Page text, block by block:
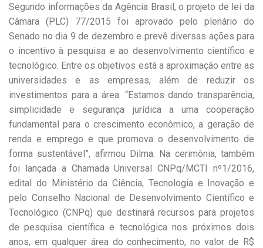
Segundo informações da Agência Brasil, o projeto de lei da
Câmara (PLC) 77/2015 foi aprovado pelo plenário do
Senado no dia 9 de dezembro e prevê diversas ações para
o incentivo à pesquisa e ao desenvolvimento científico e
tecnológico. Entre os objetivos está a aproximação entre as
universidades e as empresas, além de reduzir os
investimentos para a área. “Estamos dando transparência,
simplicidade e segurança jurídica a uma cooperação
fundamental para o crescimento econômico, a geração de
renda e emprego e que promova o desenvolvimento de
forma sustentável”, afirmou Dilma. Na cerimônia, também
foi lançada a Chamada Universal CNPq/MCTI nº1/2016,
edital do Ministério da Ciência, Tecnologia e Inovação e
pelo Conselho Nacional de Desenvolvimento Científico e
Tecnológico (CNPq) que destinará recursos para projetos
de pesquisa científica e tecnológica nos próximos dois
anos, em qualquer área do conhecimento, no valor de R$